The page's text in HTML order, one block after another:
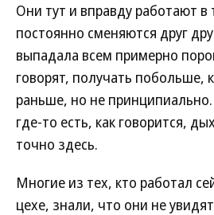
Они тут и вправду работают в
постоянно сменяются друг
выпадала всем примерно
говорят, получать побольше,
раньше, но не
где-то есть, как говорится,
точно здесь.
Многие из тех, кто работал
цехе, знали, что они не